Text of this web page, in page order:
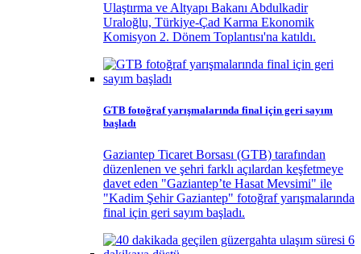
Ulaştırma ve Altyapı Bakanı Abdulkadir
Uraloğlu, Türkiye-Çad Karma Ekonomik
Komisyon 2. Dönem Toplantısı'na katıldı.
GTB fotoğraf yarışmalarında final için geri sayım
başladı
Gaziantep Ticaret Borsası (GTB) tarafından
düzenlenen ve şehri farklı açılardan keşfetmeye
davet eden "Gaziantep’te Hasat Mevsimi" ile
"Kadim Şehir Gaziantep" fotoğraf yarışmalarında
final için geri sayım başladı.